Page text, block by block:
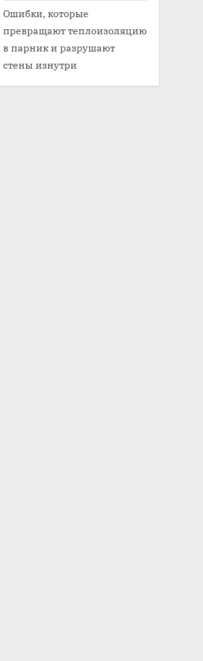
Ошибки, которые
превращают теплоизоляцию
в парник и разрушают
стены изнутри